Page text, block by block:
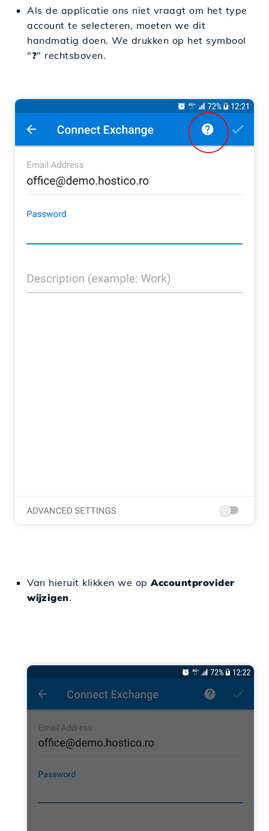
Als de applicatie ons niet vraagt om het type
account te selecteren, moeten we dit
handmatig doen. We drukken op het symbool
"?" rechtsboven.
Van hieruit klikken we op Accountprovider
wijzigen.